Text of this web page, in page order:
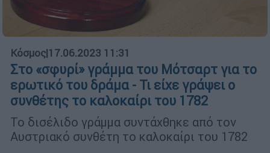
Κόσμος|17.06.2023 11:31
Στο «σφυρί» γράμμα του Μότσαρτ για το
ερωτικό του δράμα - Τι είχε γράψει ο
συνθέτης το καλοκαίρι του 1782
Το δισέλιδο γράμμα συντάχθηκε από τον
Αυστριακό συνθέτη το καλοκαίρι του 1782